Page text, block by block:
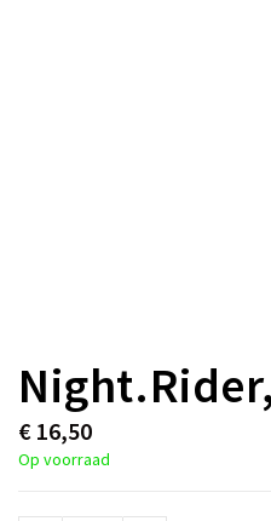
€ 16,50
Op voorraad